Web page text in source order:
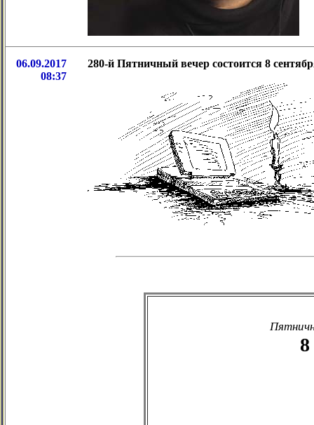
06.09.2017
08:37
280-й Пятничный вечер состоится 8